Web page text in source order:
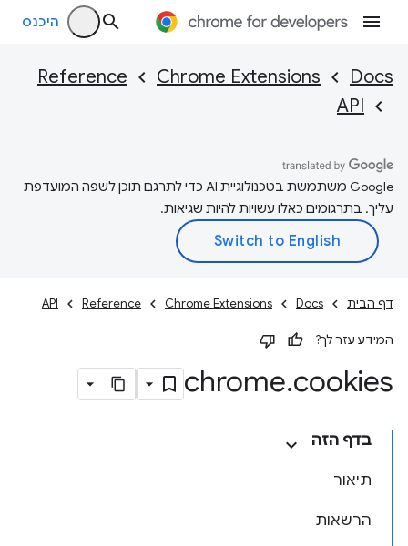
היכנס
Docs
Chrome Extensions
Reference
API
‫Google משתמשת בטכנולוגיית AI כדי לתרגם תוכן לשפה המועדפת
עליך. בתרגומים כאלו עשויות להיות שגיאות.
דף הבית Docs
Chrome Extensions
Reference
API
המידע עזר לך?
chrome.cookies
בדף הזה
תיאור
הרשאות